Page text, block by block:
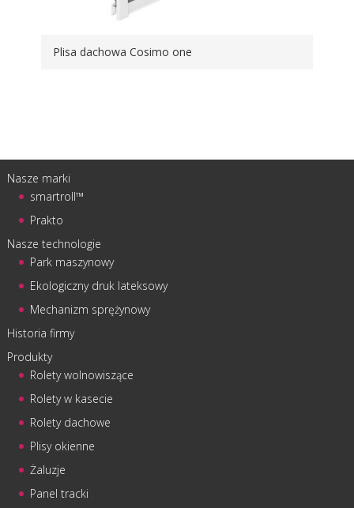
Plisa dachowa Cosimo one
Nasze marki
smartroll™
Prakto
Nasze technologie
Park maszynowy
Ekologiczny druk lateksowy
Mechanizm sprężynowy
Historia firmy
Produkty
Rolety wolnowiszące
Rolety w kasecie
Rolety dachowe
Plisy okienne
Żaluzje
Panel tracki